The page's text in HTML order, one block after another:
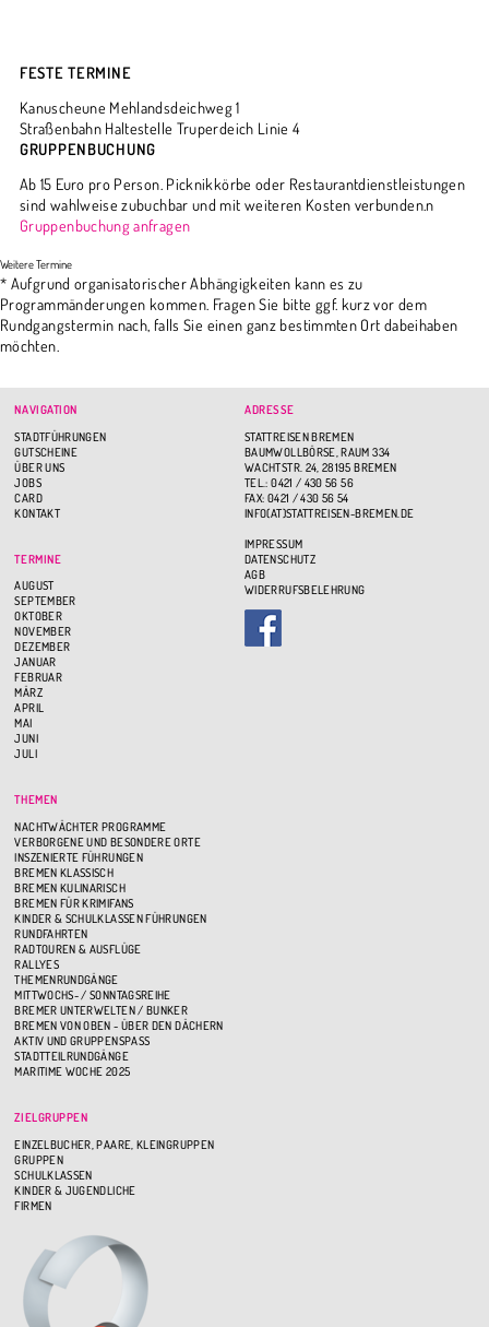
FESTE TERMINE
Kanuscheune Mehlandsdeichweg 1
Straßenbahn Haltestelle Truperdeich Linie 4
GRUPPENBUCHUNG
Ab 15 Euro pro Person. Picknikkörbe oder Restaurantdienstleistungen
sind wahlweise zubuchbar und mit weiteren Kosten verbunden.n
Gruppenbuchung anfragen
* Aufgrund organisatorischer Abhängigkeiten kann es zu
Programmänderungen kommen. Fragen Sie bitte ggf. kurz vor dem
Rundgangstermin nach, falls Sie einen ganz bestimmten Ort dabeihaben
möchten.
NAVIGATION
STADTFÜHRUNGEN
GUTSCHEINE
ÜBER UNS
JOBS
CARD
KONTAKT
TERMINE
AUGUST
SEPTEMBER
OKTOBER
NOVEMBER
DEZEMBER
JANUAR
FEBRUAR
MÄRZ
APRIL
MAI
JUNI
JULI
THEMEN
NACHTWÄCHTER PROGRAMME
VERBORGENE UND BESONDERE ORTE
INSZENIERTE FÜHRUNGEN
BREMEN KLASSISCH
BREMEN KULINARISCH
BREMEN FÜR KRIMIFANS
KINDER & SCHULKLASSEN FÜHRUNGEN
RUNDFAHRTEN
RADTOUREN & AUSFLÜGE
RALLYES
THEMENRUNDGÄNGE
MITTWOCHS- / SONNTAGSREIHE
BREMER UNTERWELTEN / BUNKER
BREMEN VON OBEN - ÜBER DEN DÄCHERN
AKTIV UND GRUPPENSPASS
STADTTEILRUNDGÄNGE
MARITIME WOCHE 2025
ZIELGRUPPEN
EINZELBUCHER, PAARE, KLEINGRUPPEN
GRUPPEN
SCHULKLASSEN
KINDER & JUGENDLICHE
FIRMEN
ADRESSE
STATTREISEN BREMEN
BAUMWOLLBÖRSE, RAUM 334
WACHTSTR. 24, 28195 BREMEN
TEL.: 0421 / 430 56 56
FAX: 0421 / 430 56 54
INFO(AT)STATTREISEN-BREMEN.DE
IMPRESSUM
DATENSCHUTZ
AGB
WIDERRUFSBELEHRUNG